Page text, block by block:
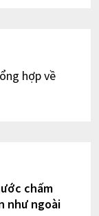
hợp về
chấm
như ngoài